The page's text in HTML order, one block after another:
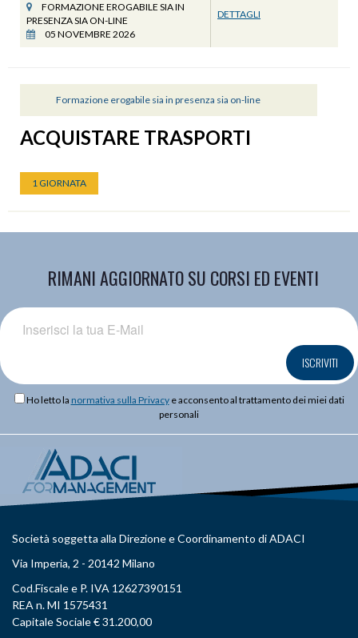
FORMAZIONE EROGABILE SIA IN
PRESENZA SIA ON-LINE
05 NOVEMBRE 2026
DETTAGLI
Formazione erogabile sia in presenza sia on-line
ACQUISTARE TRASPORTI
1 GIORNATA
RIMANI AGGIORNATO SU CORSI ED EVENTI
ISCRIVITI
Ho letto la normativa sulla Privacye acconsento al trattamento dei miei dati
personali
Società soggetta alla Direzione e Coordinamento di ADACI
Via Imperia, 2 - 20142 Milano
Cod.Fiscale e P. IVA 12627390151
REA n. MI 1575431
Capitale Sociale € 31.200,00